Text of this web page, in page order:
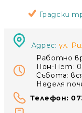
Градски
Адрес:ул.
Работно
Пон-Пет:
Събота:
Неделя
Телефон: